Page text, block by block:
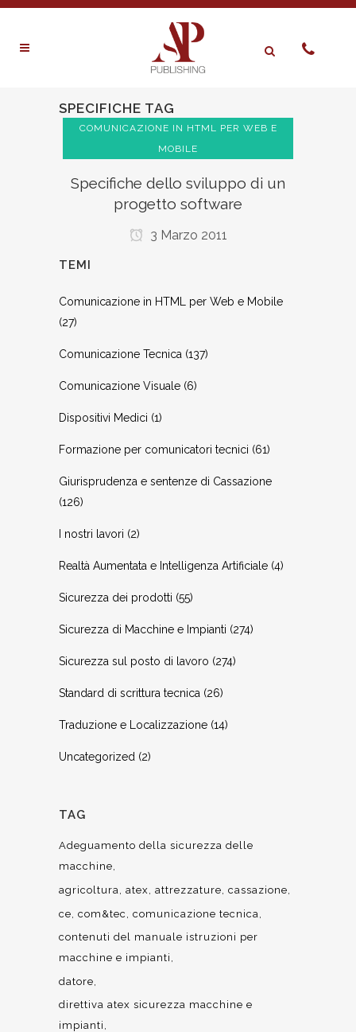
SPECIFICHE TAG
COMUNICAZIONE IN HTML PER WEB E
MOBILE
Specifiche dello sviluppo di un
progetto software
3 Marzo 2011
TEMI
Comunicazione in HTML per Web e Mobile
(27)
Comunicazione Tecnica (137)
Comunicazione Visuale (6)
Dispositivi Medici (1)
Formazione per comunicatori tecnici (61)
Giurisprudenza e sentenze di Cassazione
(126)
I nostri lavori (2)
Realtà Aumentata e Intelligenza Artificiale (4)
Sicurezza dei prodotti (55)
Sicurezza di Macchine e Impianti (274)
Sicurezza sul posto di lavoro (274)
Standard di scrittura tecnica (26)
Traduzione e Localizzazione (14)
Uncategorized (2)
TAG
Adeguamento della sicurezza delle
macchine
agricoltura atex attrezzature cassazione
ce com&tec
comunicazione tecnica
contenuti del manuale istruzioni per
macchine e impianti
datore
direttiva atex sicurezza macchine e
impianti